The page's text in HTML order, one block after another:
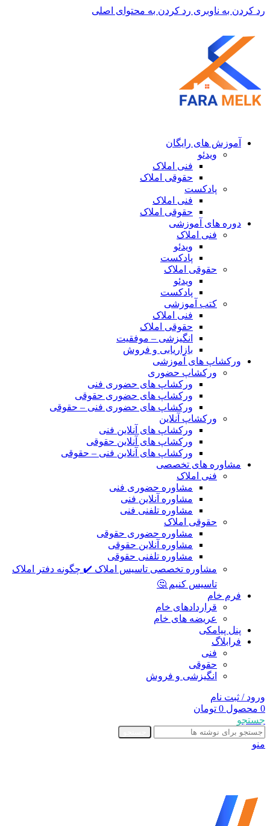
رد کردن به ناوبری رد کردن به محتوای اصلی
آموزش های رایگان
ویدئو
فنی املاک
حقوقی املاک
پادکست
فنی املاک
حقوقی املاک
دوره های آموزشی
فنی املاک
ویدئو
پادکست
حقوقی املاک
ویدئو
پادکست
کتب آموزشی
فنی املاک
حقوقی املاک
انگیزشی – موفقیت
بازاریابی و فروش
ورکشاپ های آموزشی
ورکشاپ حضوری
ورکشاپ های حضوری فنی
ورکشاپ های حضوری حقوقی
ورکشاپ های حضوری فنی – حقوقی
ورکشاپ آنلاین
ورکشاپ های آنلاین فنی
ورکشاپ های آنلاین حقوقی
ورکشاپ های آنلاین فنی – حقوقی
مشاوره های تخصصی
فنی املاک
مشاوره حضوری فنی
مشاوره آنلاین فنی
مشاوره تلفنی فنی
حقوقی املاک
مشاوره حضوری حقوقی
مشاوره آنلاین حقوقی
مشاوره تلفنی حقوقی
مشاوره تخصصی تاسیس املاک ✔️ چگونه دفتر املاک
تاسیس کنیم 🤔
فرم خام
قراردادهای خام
عریضه های خام
پنل پیامکی
فرابلاگ
فنی
حقوقی
انگیزشی و فروش
ورود / ثبت نام
0 محصول 0 تومان
جستجو
منو